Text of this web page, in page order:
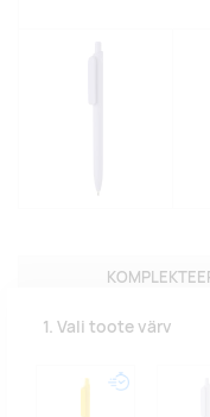
1. Vali toote värv